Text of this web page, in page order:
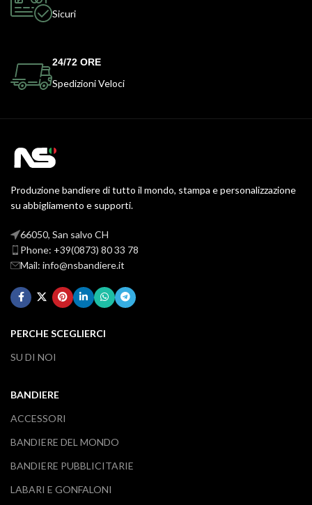
Sicuri
24/72 ORE
Spedizioni Veloci
Produzione bandiere di tutto il mondo, stampa e personalizzazione
su abbigliamento e supporti.
66050, San salvo CH
Phone: +39(0873) 80 33 78
Mail: info@nsbandiere.it
PERCHE SCEGLIERCI
SU DI NOI
BANDIERE
ACCESSORI
BANDIERE DEL MONDO
BANDIERE PUBBLICITARIE
LABARI E GONFALONI